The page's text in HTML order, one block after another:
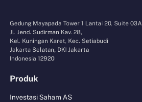
Gedung Mayapada Tower 1 Lantai 20, Suite 03A
Jl. Jend. Sudirman Kav. 28,
Kel. Kuningan Karet, Kec. Setiabudi
Jakarta Selatan, DKI Jakarta
Indonesia 12920
Produk
Investasi Saham AS